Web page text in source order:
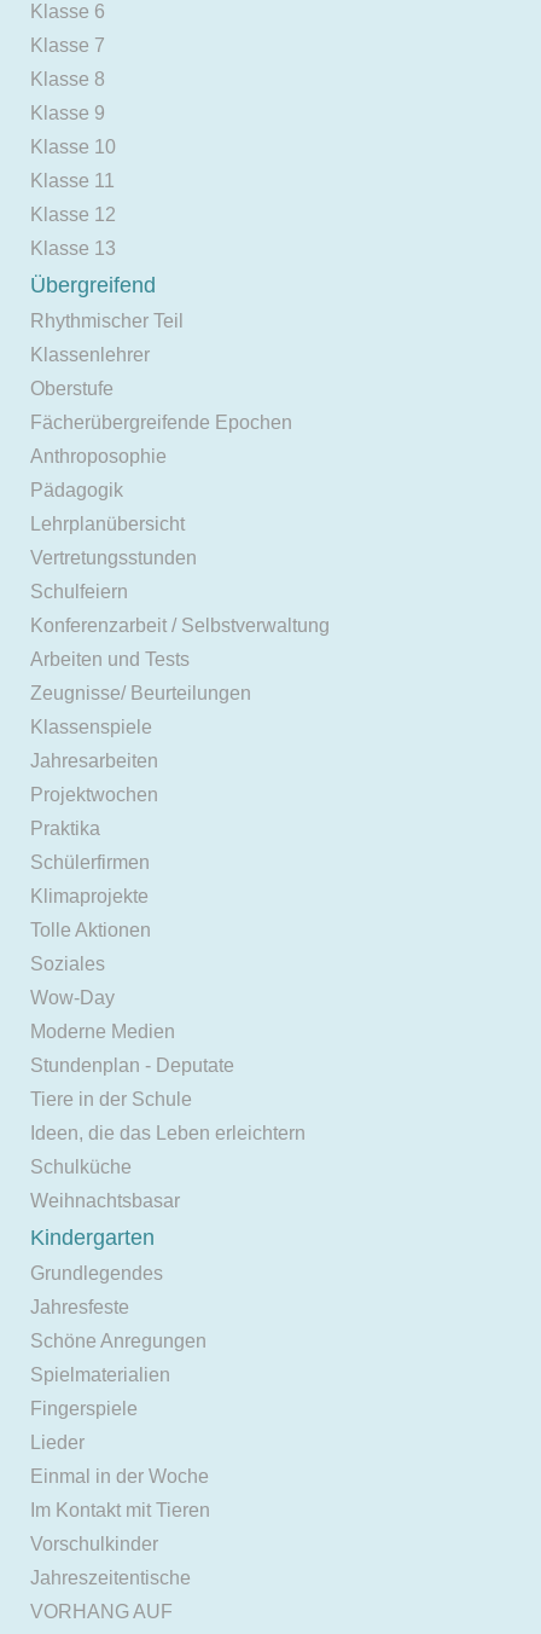
Klasse 6
Klasse 7
Klasse 8
Klasse 9
Klasse 10
Klasse 11
Klasse 12
Klasse 13
Übergreifend
Rhythmischer Teil
Klassenlehrer
Oberstufe
Fächerübergreifende Epochen
Anthroposophie
Pädagogik
Lehrplanübersicht
Vertretungsstunden
Schulfeiern
Konferenzarbeit / Selbstverwaltung
Arbeiten und Tests
Zeugnisse/ Beurteilungen
Klassenspiele
Jahresarbeiten
Projektwochen
Praktika
Schülerfirmen
Klimaprojekte
Tolle Aktionen
Soziales
Wow-Day
Moderne Medien
Stundenplan - Deputate
Tiere in der Schule
Ideen, die das Leben erleichtern
Schulküche
Weihnachtsbasar
Kindergarten
Grundlegendes
Jahresfeste
Schöne Anregungen
Spielmaterialien
Fingerspiele
Lieder
Einmal in der Woche
Im Kontakt mit Tieren
Vorschulkinder
Jahreszeitentische
VORHANG AUF